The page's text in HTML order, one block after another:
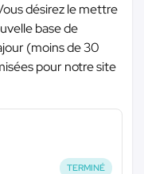
désirez le mettre
base de
(moins de 30
pour notre site
TERMINÉ